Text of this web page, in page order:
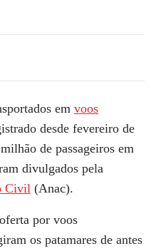
Oferta de voos supera nível pré-pandemia pelo 2º mês | EXPRESSO CNN
em voos
desde fevereiro de
de passageiros em
divulgados pela
Civil (Anac).
por voos
os patamares de antes